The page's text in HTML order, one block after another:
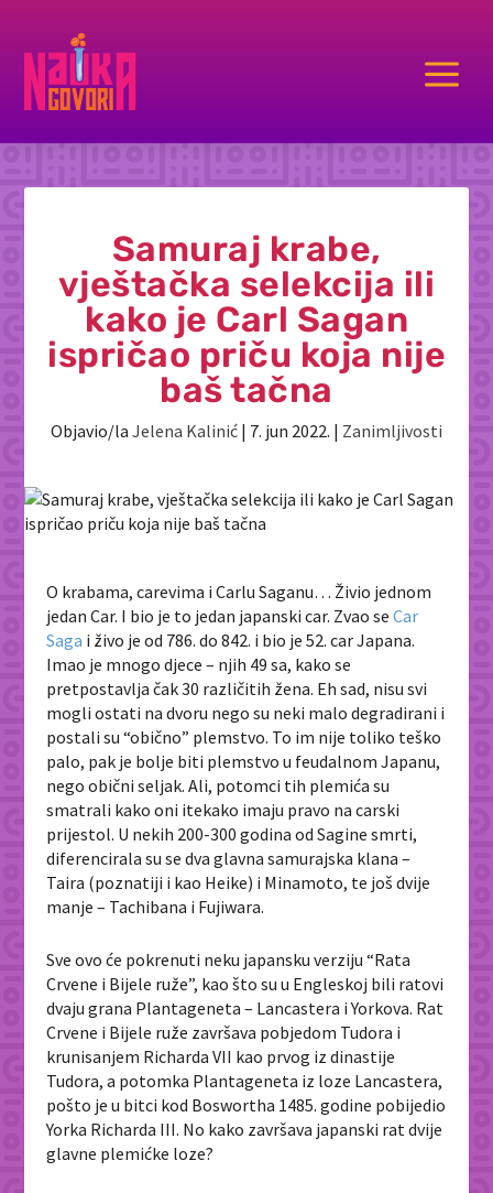
a
Samuraj krabe,
vještačka selekcija ili
kako je Carl Sagan
ispričao priču koja nije
baš tačna
Objavio/la Jelena Kalinić | 7. jun 2022. | Zanimljivosti
O krabama, carevima i Carlu Saganu… Živio jednom
jedan Car. I bio je to jedan japanski car. Zvao seCar
Saga i živo je od 786. do 842. i bio je 52. car Japana.
Imao je mnogo djece – njih 49 sa, kako se
pretpostavlja čak 30 različitih žena. Eh sad, nisu svi
mogli ostati na dvoru nego su neki malo degradirani i
postali su “obično” plemstvo. To im nije toliko teško
palo, pak je bolje biti plemstvo u feudalnom Japanu,
nego obični seljak. Ali, potomci tih plemića su
smatrali kako oni itekako imaju pravo na carski
prijestol. U nekih 200-300 godina od Sagine smrti,
diferencirala su se dva glavna samurajska klana –
Taira (poznatiji i kao Heike) i Minamoto, te još dvije
manje – Tachibana i Fujiwara.
Sve ovo će pokrenuti neku japansku verziju “Rata
Crvene i Bijele ruže”, kao što su u Engleskoj bili ratovi
dvaju grana Plantageneta – Lancastera i Yorkova. Rat
Crvene i Bijele ruže završava pobjedom Tudora i
krunisanjem Richarda VII kao prvog iz dinastije
Tudora, a potomka Plantageneta iz loze Lancastera,
pošto je u bitci kod Boswortha 1485. godine pobijedio
Yorka Richarda III. No kako završava japanski rat dvije
glavne plemićke loze?